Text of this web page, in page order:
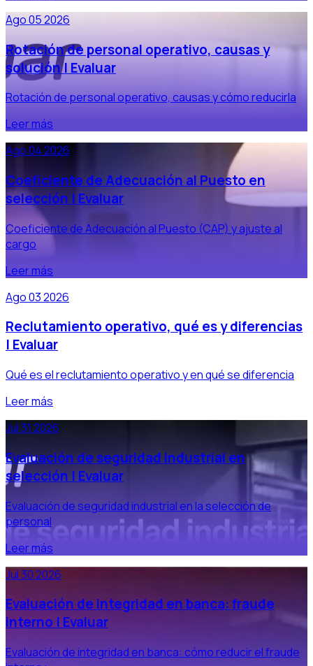
Ago 05 2026
Rotación de personal operativo, causas y
solución | Evaluar
Rotación de personal operativo, causas y cómo reducirla
Leer más
Ago 04 2026
Coeficiente de Adecuación al Puesto en
selección | Evaluar
Coeficiente de Adecuación al Puesto (CAP) y ajuste al
cargo
Leer más
Ago 03 2026
Reclutamiento operativo, qué es y diferencias
| Evaluar
Qué es el reclutamiento operativo y en qué se diferencia
Leer más
Jul 31 2026
Evaluación de seguridad industrial en
selección | Evaluar
Evaluación de seguridad industrial en la selección de
personal
Leer más
Jul 30 2026
Evaluación de integridad en banca: fraude
interno | Evaluar
Evaluación de integridad en banca: cómo reducir el fraude